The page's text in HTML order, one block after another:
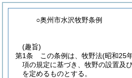
○奥州市水沢牧野条例
(趣旨)
第1条
この条例は、牧野法(昭和25
項の規定に基づき、牧野の設置及
を定めるものとする。